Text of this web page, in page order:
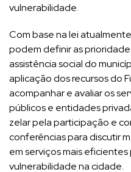
vulnerabilidade.
Com base na lei
podem definir as
assistência social do
aplicação dos recursos do
acompanhar e avaliar os
públicos e entidades
zelar pela participação e
conferências para discutir
em serviços mais
vulnerabilidade na cidade.